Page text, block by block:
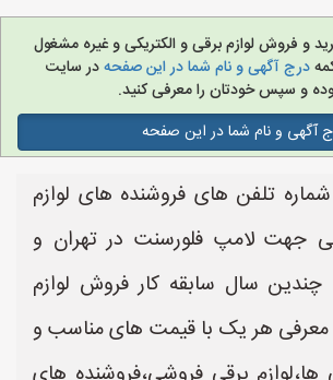
و فروش لوازم برقی و الکتریکی و غیره مشغول
درج آگهی و نام شما در این صفحهدر سایت
و سپس خودتان را معرفی کنید.
آگهی و نام شما در این صفحه
تلفن های فروشنده های لوازم
جهت لامپ فلورسنت در تهران و
چندین سال سابقه کار فروش لوازم
معرفی هر یک با قیمت های مناسب و